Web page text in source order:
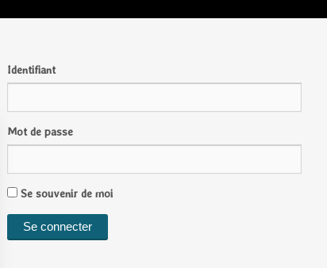
Identifiant
Mot de passe
Se souvenir de moi